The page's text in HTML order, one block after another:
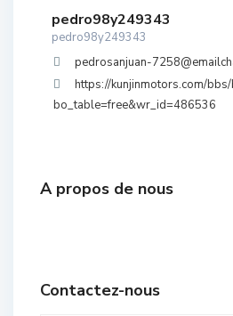
pedro98y249343
pedro98y249343
pedrosanjuan-
https://kunjinmotors.com/
bo_table=free&wr_id=486536
A propos de nous
Contactez-nous